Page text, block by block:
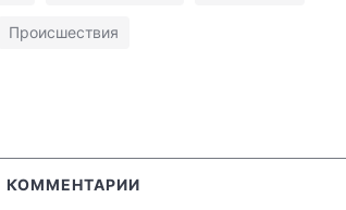
Происшествия
КОММЕНТАРИИ